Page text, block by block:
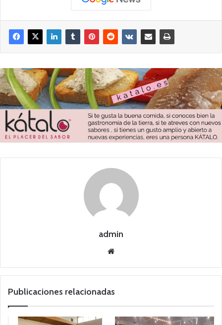
admin
we
Publicaciones relacionadas